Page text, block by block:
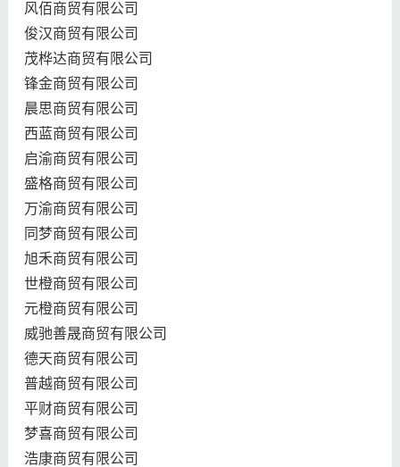
风佰商贸有限公司
俊汉商贸有限公司
茂桦达商贸有限公司
锋金商贸有限公司
晨思商贸有限公司
西蓝商贸有限公司
启渝商贸有限公司
盛格商贸有限公司
万渝商贸有限公司
同梦商贸有限公司
旭禾商贸有限公司
世橙商贸有限公司
元橙商贸有限公司
威驰善晟商贸有限公司
德天商贸有限公司
普越商贸有限公司
平财商贸有限公司
梦喜商贸有限公司
浩康商贸有限公司